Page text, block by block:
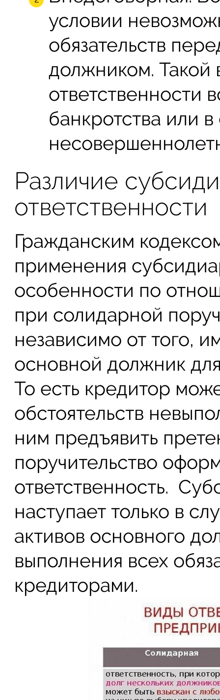
условии
обязательств
должником. Такой
ответственности
банкротства или
Различие
ответственности
Гражданским
применения
особенности по
при солидарной
независимо от того,
основной должник
То есть кредитор
обстоятельств
ним предъявить
поручительство
ответственность.
наступает только в
активов основного
выполнения всех
кредиторами.